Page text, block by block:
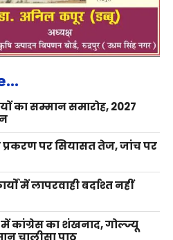
का सम्मान समारोह, 2027
प्रकरण पर सियासत तेज, जांच पर
में लापरवाही बर्दाश्त नहीं
कांग्रेस का शंखनाद, गोल्ज्यू
चालीसा पाठ